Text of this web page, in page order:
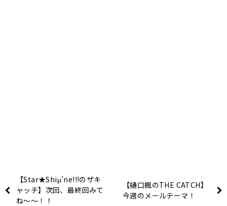
【Star★Shiμ’ne!!!のザキ
ャッチ】次回、最終回みて
ね～～！！
【樋口楓のTHE CATCH】
今週のメールテーマ！